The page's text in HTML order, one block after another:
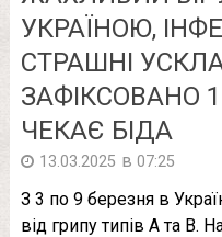
УКРАЇНОЮ,
СТРАШНI
ЗАФІКСОВАНО
ЧЕКАЄ БIДA
13.03.2025 в 07:25
З 3 по 9 березня в
від грипу типів А та В.